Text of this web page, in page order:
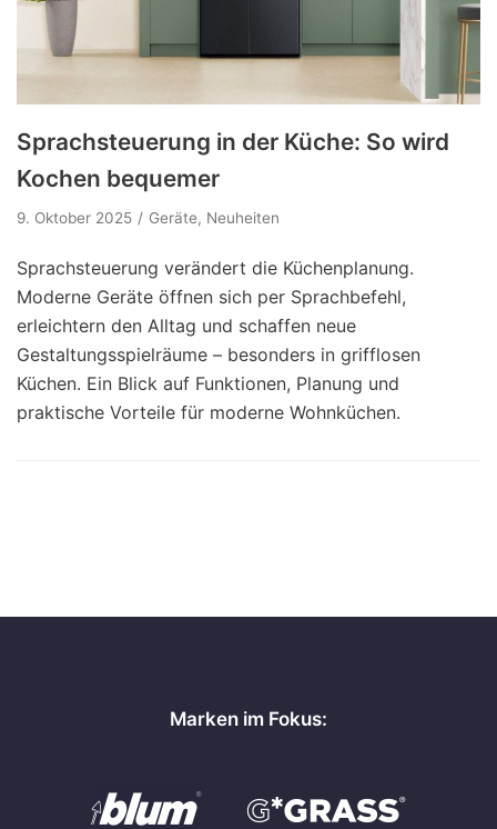
Sprachsteuerung in der Küche: So wird
Kochen bequemer
9. Oktober 2025 Geräte, Neuheiten
Sprachsteuerung verändert die Küchenplanung.
Moderne Geräte öffnen sich per Sprachbefehl,
erleichtern den Alltag und schaffen neue
Gestaltungsspielräume – besonders in griff­losen
Küchen. Ein Blick auf Funktionen, Planung und
praktische Vorteile für moderne Wohnküchen.
Marken im Fokus: